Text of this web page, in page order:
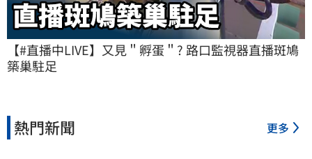
【#直播中LIVE】又見＂孵蛋＂? 路口監視器直播斑鳩
築巢駐足
熱門新聞 更多